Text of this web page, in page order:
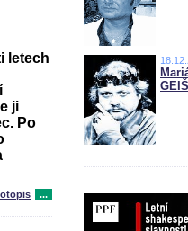
letech
ji
Po
...